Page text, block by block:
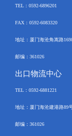
TEL ：0592-6896201
FAX ：0592-6083320
地址：厦门海沧角嵩路
邮编：361026
出口物流中心
TEL ：0592-6881221
地址：厦门海沧建港路89
邮编：361026